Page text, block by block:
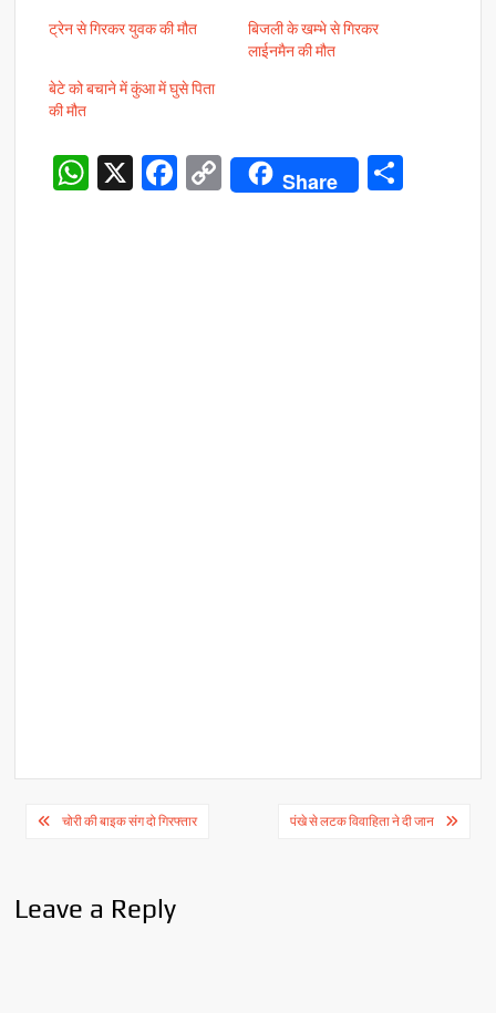
ट्रेन से गिरकर युवक की मौत
बिजली के खम्भे से गिरकर
लाईनमैन की मौत
बेटे को बचाने में कुंआ में घुसे पिता
की मौत
W X
F
C
o
Share
Postचोरी की बाइक संग दो गिरफ्तार पंखे से लटक विवाहिता ने दी जान
Leave a Reply